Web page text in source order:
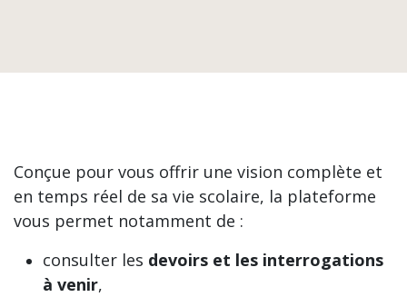
Conçue pour vous offrir une vision complète et
en temps réel de sa vie scolaire, la plateforme
vous permet notamment de :
consulter les devoirs et les interrogations
à venir,